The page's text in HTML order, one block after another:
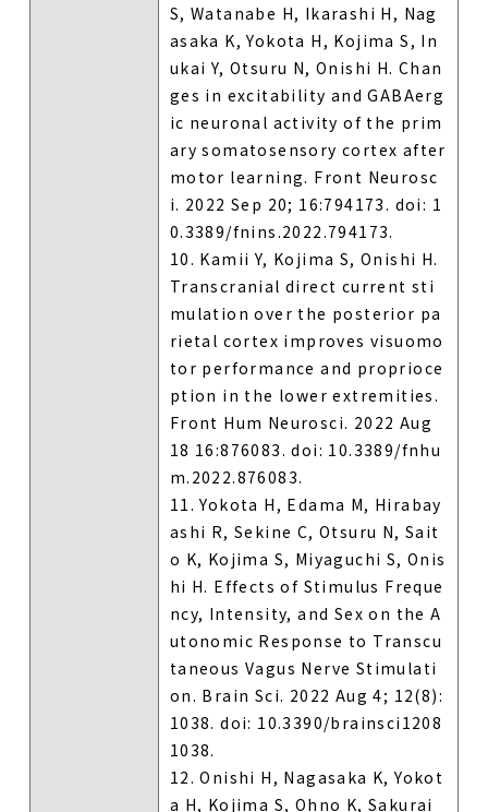
S, Watanabe H, Ikarashi H, Nag
asaka K, Yokota H, Kojima S, In
ukai Y, Otsuru N, Onishi H. Chan
ges in excitability and GABAerg
ic neuronal activity of the prim
ary somatosensory cortex after
motor learning. Front Neurosc
i. 2022 Sep 20; 16:794173. doi: 1
0.3389/fnins.2022.794173.
10. Kamii Y, Kojima S, Onishi H.
Transcranial direct current sti
mulation over the posterior pa
rietal cortex improves visuomo
tor performance and proprioce
ption in the lower extremities.
Front Hum Neurosci. 2022 Aug
18 16:876083. doi: 10.3389/fnhu
m.2022.876083.
11. Yokota H, Edama M, Hirabay
ashi R, Sekine C, Otsuru N, Sait
o K, Kojima S, Miyaguchi S, Onis
hi H. Effects of Stimulus Freque
ncy, Intensity, and Sex on the A
utonomic Response to Transcu
taneous Vagus Nerve Stimulati
on. Brain Sci. 2022 Aug 4; 12(8):
1038. doi: 10.3390/brainsci1208
1038.
12. Onishi H, Nagasaka K, Yokot
a H, Kojima S, Ohno K, Sakurai